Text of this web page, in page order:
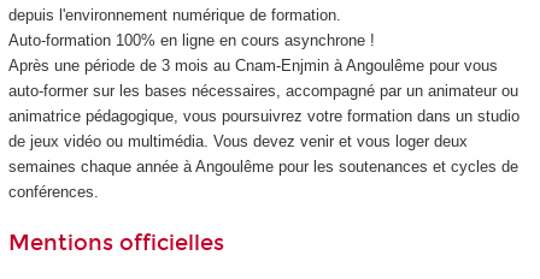
depuis l'environnement numérique de formation.
Auto-formation 100% en ligne en cours asynchrone !
Après une période de 3 mois au Cnam-Enjmin à Angoulême pour vous
auto-former sur les bases nécessaires, accompagné par un animateur ou
animatrice pédagogique, vous poursuivrez votre formation dans un studio
de jeux vidéo ou multimédia. Vous devez venir et vous loger deux
semaines chaque année à Angoulême pour les soutenances et cycles de
conférences.
Mentions officielles